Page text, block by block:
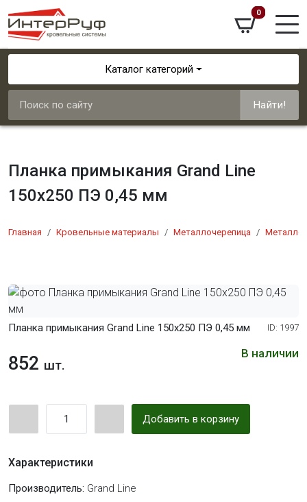
0
Каталог категорий
Найти!
Планка примыкания Grand Line
150х250 ПЭ 0,45 мм
Главная Кровельные материалы Металлочерепица
Планка примыкания Grand Line 150х250 ПЭ 0,45 мм ID: 1997
В наличии
852 шт.
Добавить в корзину
Характеристики
Производитель: Grand Line